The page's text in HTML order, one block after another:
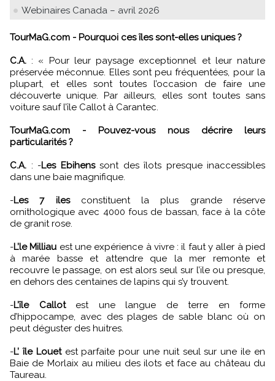
Webinaires Canada – avril 2026
TourMaG.com - Pourquoi ces îles sont-elles uniques ?
C.A. : « Pour leur paysage exceptionnel et leur nature
préservée méconnue. Elles sont peu fréquentées, pour la
plupart, et elles sont toutes l’occasion de faire une
découverte unique. Par ailleurs, elles sont toutes sans
voiture sauf l’île Callot à Carantec.
TourMaG.com - Pouvez-vous nous décrire leurs
particularités ?
C.A. : -Les Ebihenssont des îlots presque inaccessibles
dans une baie magnifique.
-Les 7 ilesconstituent la plus grande réserve
ornithologique avec 4000 fous de bassan, face à la côte
de granit rose.
-L’le Milliau est une expérience à vivre : il faut y aller à pied
à marée basse et attendre que la mer remonte et
recouvre le passage, on est alors seul sur l’ile ou presque,
en dehors des centaines de lapins qui s’y trouvent.
-L’île Callotest une langue de terre en forme
d’hippocampe, avec des plages de sable blanc où on
peut déguster des huitres.
-L’ île Louet est parfaite pour une nuit seul sur une ile en
Baie de Morlaix au milieu des ilots et face au château du
Taureau.